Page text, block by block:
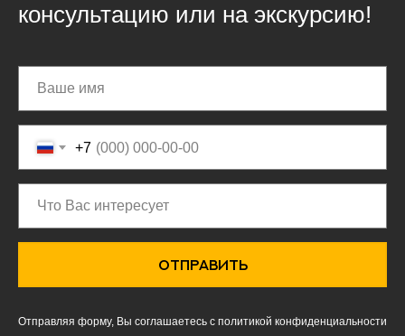
консультацию или на экскурсию!
+7
ОТПРАВИТЬ
Отправляя форму, Вы соглашаетесь с политикой конфиденциальности